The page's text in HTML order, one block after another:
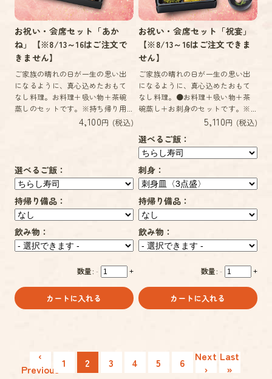
お祝い・会席セット「あか
ね」【※8/13～16はご注文で
きません】
ご家族の晴れの日が一生の思い出
になるように、真心込めたおもて
なし料理。お料理＋吸い物＋茶碗
蒸しのセットです。※持ち帰り用...
4,100円 (税込)
選べるご飯：
持帰り備品：
飲み物：
数量: - +
カートに入れる
お祝い・会席セット「祝宴」
【※8/13～16はご注文できま
せん】
ご家族の晴れの日が一生の思い出
になるように、真心込めたおもて
なし料理。●お料理＋吸い物＋茶
碗蒸し＋お刺身のセットです。※...
5,110円 (税込)
選べるご飯：
刺身：
持帰り備品：
飲み物：
数量: - +
カートに入れる
‹
Previous 1 2 3 4 5 6
Next
›
Last
»